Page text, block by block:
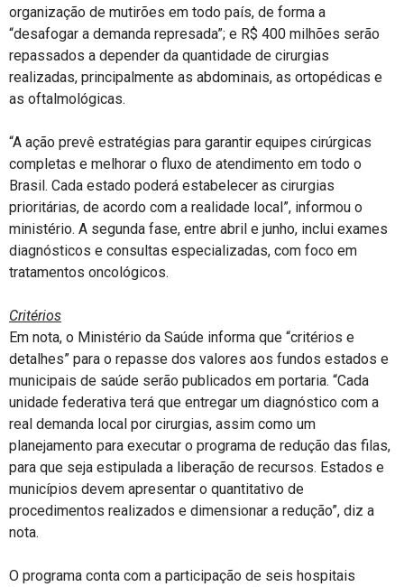
organização de mutirões em todo país, de forma a
“desafogar a demanda represada”; e R$ 400 milhões serão
repassados a depender da quantidade de cirurgias
realizadas, principalmente as abdominais, as ortopédicas e
as oftalmológicas.
“A ação prevê estratégias para garantir equipes cirúrgicas
completas e melhorar o fluxo de atendimento em todo o
Brasil. Cada estado poderá estabelecer as cirurgias
prioritárias, de acordo com a realidade local”, informou o
ministério. A segunda fase, entre abril e junho, inclui exames
diagnósticos e consultas especializadas, com foco em
tratamentos oncológicos.
Critérios
Em nota, o Ministério da Saúde informa que “critérios e
detalhes” para o repasse dos valores aos fundos estados e
municipais de saúde serão publicados em portaria. “Cada
unidade federativa terá que entregar um diagnóstico com a
real demanda local por cirurgias, assim como um
planejamento para executar o programa de redução das filas,
para que seja estipulada a liberação de recursos. Estados e
municípios devem apresentar o quantitativo de
procedimentos realizados e dimensionar a redução”, diz a
nota.
O programa conta com a participação de seis hospitais